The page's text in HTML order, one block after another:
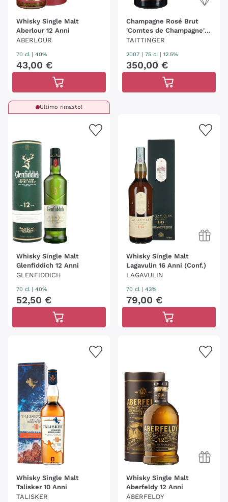
Whisky Single Malt
Aberlour 12 Anni
ABERLOUR
70 cl | 40%
43,00 €
Champagne Rosé Brut
'Comtes de Champagne'
Taittinger 2007
TAITTINGER
2007 | 75 cl | 12.5%
350,00 €
Ultimo rimasto!
Whisky Single Malt
Glenfiddich 12 Anni
GLENFIDDICH
70 cl | 40%
52,50 €
Whisky Single Malt
Lagavulin 16 Anni (Conf.)
LAGAVULIN
70 cl | 43%
79,00 €
Whisky Single Malt
Talisker 10 Anni
TALISKER
Whisky Single Malt
Aberfeldy 12 Anni
ABERFELDY